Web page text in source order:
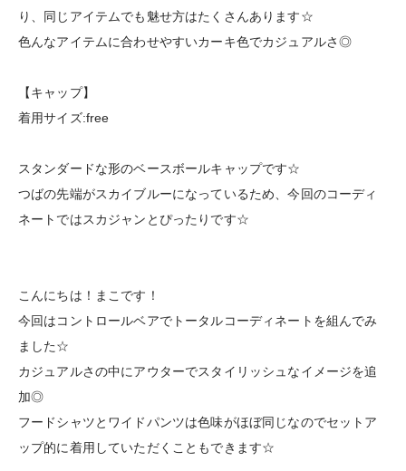
り、同じアイテムでも魅せ方はたくさんあります☆
色んなアイテムに合わせやすいカーキ色でカジュアルさ◎
【キャップ】
着用サイズ:free
スタンダードな形のベースボールキャップです☆
つばの先端がスカイブルーになっているため、今回のコーディ
ネートではスカジャンとぴったりです☆
こんにちは！まこです！
今回はコントロールベアでトータルコーディネートを組んでみ
ました☆
カジュアルさの中にアウターでスタイリッシュなイメージを追
加◎
フードシャツとワイドパンツは色味がほぼ同じなのでセットア
ップ的に着用していただくこともできます☆